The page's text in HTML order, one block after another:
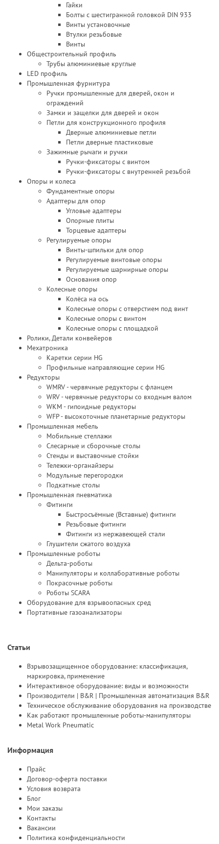
Гайки
Болты с шестигранной головкой DIN 933
Винты установочные
Втулки резьбовые
Винты
Общестроительный профиль
Трубы алюминиевые круглые
LED профиль
Промышленная фурнитура
Ручки промышленные для дверей, окон и
ограждений
Замки и защелки для дверей и окон
Петли для конструкционного профиля
Дверные алюминиевые петли
Петли дверные пластиковые
Зажимные рычаги и ручки
Ручки-фиксаторы c винтом
Ручки-фиксаторы c внутренней резьбой
Опоры и колеса
Фундаментные опоры
Адаптеры для опор
Угловые адаптеры
Опорные плиты
Торцевые адаптеры
Регулируемые опоры
Винты-шпильки для опор
Регулируемые винтовые опоры
Регулируемые шарнирные опоры
Основания опор
Колесные опоры
Колёса на ось
Колесные опоры с отверстием под винт
Колесные опоры с винтом
Колесные опоры с площадкой
Ролики, Детали конвейеров
Мехатроника
Каретки серии HG
Профильные направляющие серии HG
Редукторы
WMRV - червячные редукторы с фланцем
WRV - червячные редукторы со входным валом
WKM - гипоидные редукторы
WFP - высокоточные планетарные редукторы
Промышленная мебель
Мобильные стеллажи
Слесарные и сборочные столы
Стенды и выставочные стойки
Тележки-органайзеры
Модульные перегородки
Подкатные столы
Промышленная пневматика
Фитинги
Быстросъёмные (Вставные) фитинги
Резьбовые фитинги
Фитинги из нержавеющей стали
Глушители сжатого воздуха
Промышленные роботы
Дельта-роботы
Манипуляторы и коллаборативные роботы
Покрасочные роботы
Роботы SCARA
Оборудование для взрывоопасных сред
Портативные газоанализаторы
Статьи
Взрывозащищенное оборудование: классификация,
маркировка, применение
Интерактивное оборудование: виды и возможности
Производители | B&R | Промышленная автоматизация B&R
Техническое обслуживание оборудования на производстве
Как работают промышленные роботы-манипуляторы
Metal Work Pneumatic
Информация
Прайс
Договор-оферта поставки
Условия возврата
Блог
Мои заказы
Контакты
Вакансии
Политика конфиденциальности